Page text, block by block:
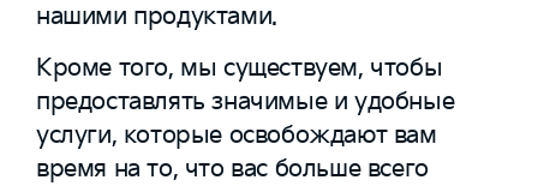
нашими продуктами.
Кроме того, мы существуем, чтобы
предоставлять значимые и удобные
услуги, которые освобождают вам
время на то, что вас больше всего